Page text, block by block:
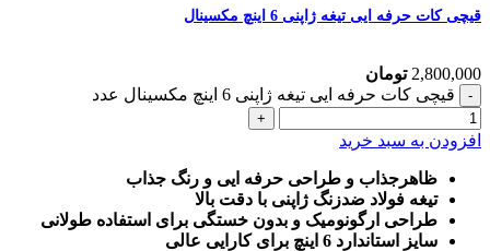
قیچی کات حرفه ایی تیغه ژاپنی 6 اینچ مکسینال
2,800,000 تومان
قیچی کات حرفه ایی تیغه ژاپنی 6 اینچ مکسینال عدد
افزودن به سبد خرید
ظاهرجذاب و طراحی حرفه ایی و رنگ جذاب
تیغه فولاد ضدزنگ ژاپنی با دقت بالا
طراحی ارگونومیک و بدون خستگی برای استفاده طولانی
سایز استاندارد 6 اینچ برای کارایی عالی